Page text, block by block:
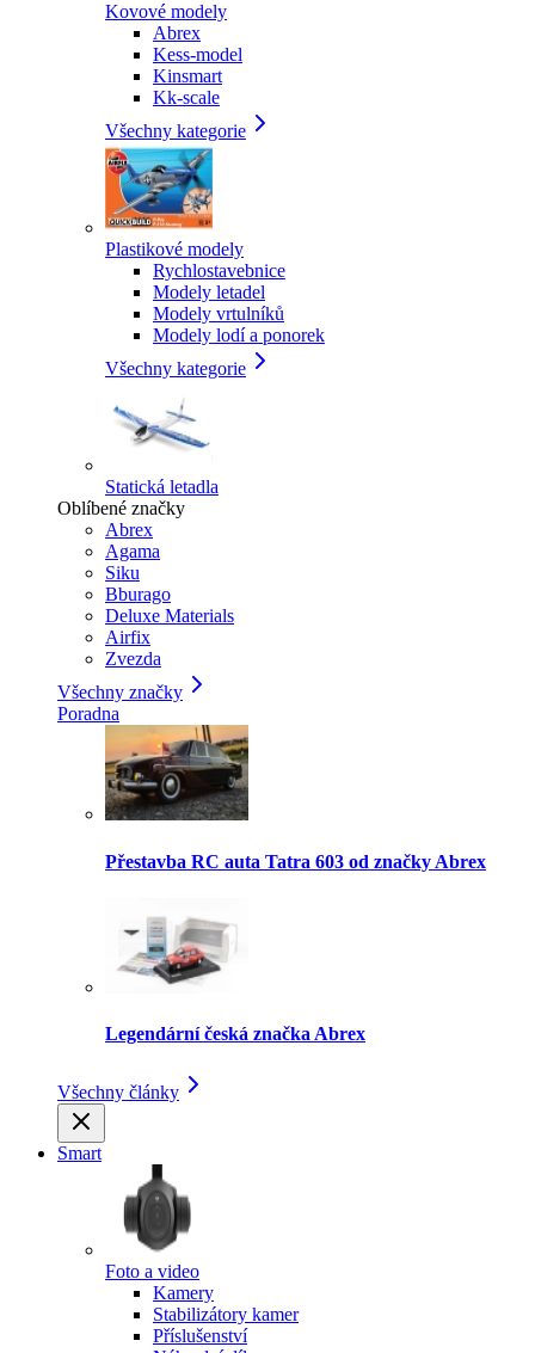
Kovové modely
Abrex
Kess-model
Kinsmart
Kk-scale
Všechny kategorie
Plastikové modely
Rychlostavebnice
Modely letadel
Modely vrtulníků
Modely lodí a ponorek
Všechny kategorie
Statická letadla
Oblíbené značky
Abrex
Agama
Siku
Bburago
Deluxe Materials
Airfix
Zvezda
Všechny značky
Poradna
Přestavba RC auta Tatra 603 od značky Abrex
Legendární česká značka Abrex
Všechny články
Smart
Foto a video
Kamery
Stabilizátory kamer
Příslušenství